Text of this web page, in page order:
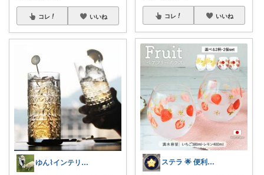
コレ いいね
ゆん⌇インテリアと生活雑貨がメイン🧸
コレ いいね
ステラ 🌟 便利グッズと素敵なアイテム